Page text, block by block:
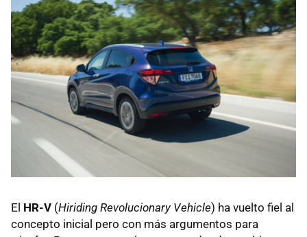
El HR-V (Hiriding Revolucionary Vehicle) ha vuelto fiel al
concepto inicial pero con más argumentos para